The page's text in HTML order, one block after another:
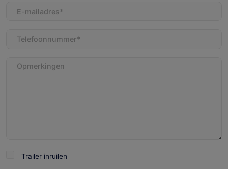
mailadres (Vereist)
Telefoon
Opmerkingen
TrailerTrailer inruilen